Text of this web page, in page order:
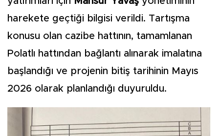
harekete geçtiği bilgisi verildi. Tartışma
konusu olan cazibe hattının, tamamlanan
Polatlı hattından bağlantı alınarak imalatına
başlandığı ve projenin bitiş tarihinin Mayıs
2026 olarak planlandığı duyuruldu.